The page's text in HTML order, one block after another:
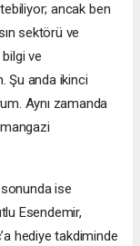
ancak ben
sektörü ve
ve
Şu anda ikinci
Aynı zamanda
ise
Esendemir,
hediye takdiminde